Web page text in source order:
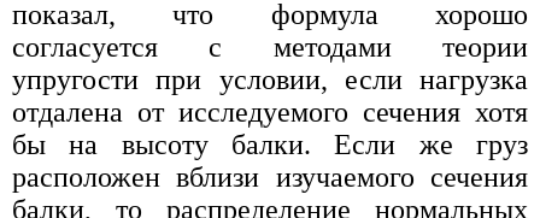
показал, что формула хорошо
согласуется с методами теории
упругости при условии, если нагрузка
отдалена от исследуемого сечения хотя
бы на высоту балки. Если же груз
расположен вблизи изучаемого сечения
балки, то распределение нормальных